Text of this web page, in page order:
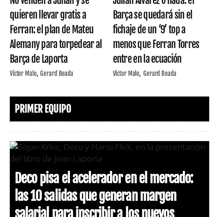
quieren llevar gratis a
Ferran: el plan de Mateu
Alemany para torpedear al
Barça de Laporta
Víctor Malo Gerard Boada
Barça se quedará sin el
fichaje de un ‘9’ top a
menos que Ferran Torres
entre en la ecuación
Víctor Malo Gerard Boada
PRIMER EQUIPO
Deco pisa el acelerador en el mercado:
las 10 salidas que generan margen
salarial para inscribir a los nuevos